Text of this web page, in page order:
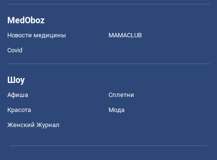
MedOboz
Новости медицины MAMACLUB
Covid
Шоу
Афиша Сплетни
Красота Мода
Женский Журнал